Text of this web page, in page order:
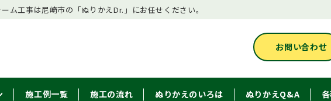
ム工事は尼崎市の「ぬりかえDr.」にお任せください。
お問い合わせ
施工例一覧 施工の流れ ぬりかえのいろは ぬりかえQ&A